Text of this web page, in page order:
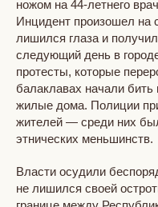
ножом на 44-летнего
Инцидент произошел на
лишился глаза и
следующий день в
протесты, которые
балаклавах начали
жилые дома. Полиции
жителей — среди них
этнических меньшинств.
Власти осудили
не лишился своей